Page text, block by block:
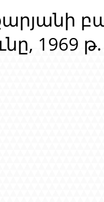
1969 թ.